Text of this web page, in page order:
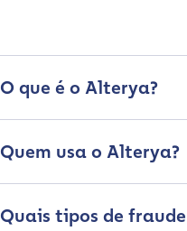
O que é o Alterya?
Quem usa o Alterya?
Quais tipos de